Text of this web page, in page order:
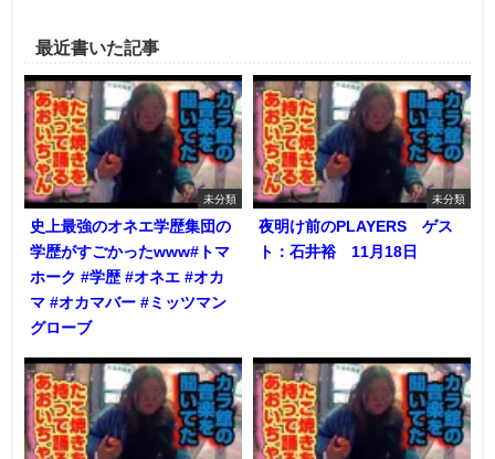
最近書いた記事
未分類
史上最強のオネエ学歴集団の
学歴がすごかったwww#トマ
ホーク #学歴 #オネエ #オカ
マ #オカマバー #ミッツマン
グローブ
未分類
夜明け前のPLAYERS ゲス
ト：石井裕 11月18日